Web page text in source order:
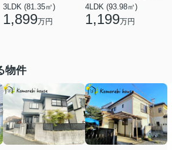
3LDK (81.35㎡)
1,899万円
4LDK (93.98㎡)
1,199万円
物件